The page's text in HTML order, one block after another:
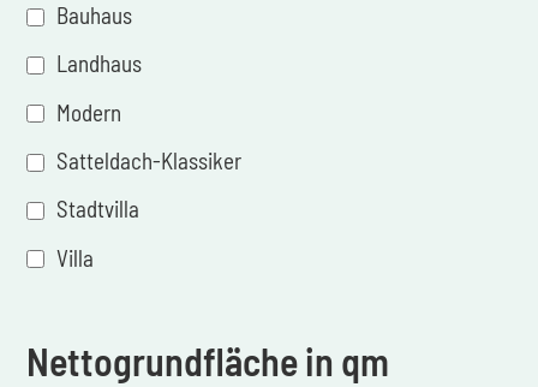
Bauhaus
Landhaus
Modern
Satteldach-Klassiker
Stadtvilla
Villa
Nettogrundfläche in qm